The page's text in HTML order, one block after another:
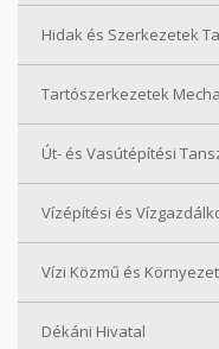
Hidak és Szerkezetek
Tartószerkezetek
Út- és Vasútépítési
Vízépítési és
Vízi Közmű és
Dékáni Hivatal